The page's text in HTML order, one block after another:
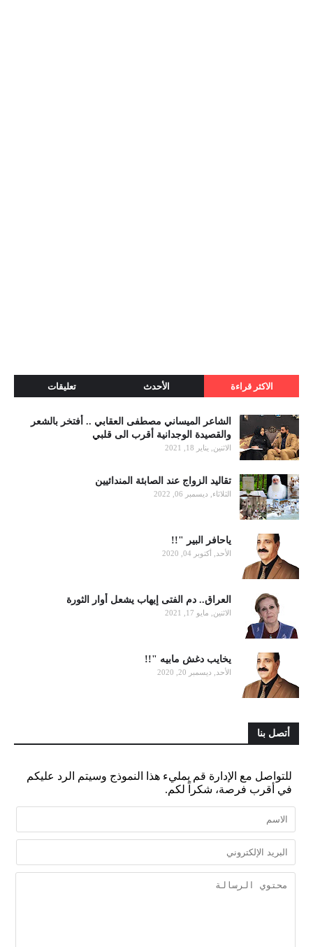
الاكثر قراءة الأحدث تعليقات
الشاعر الميساني مصطفى العقابي .. أفتخر بالشعر
والقصيدة الوجدانية أقرب الى قلبي
الاثنين, يناير 18, 2021
تقاليد الزواج عند الصابئة المندائيين
الثلاثاء, ديسمبر 06, 2022
ياحافر البير "!!
الأحد, أكتوبر 04, 2020
العراق.. دم الفتى إيهاب يشعل أوار الثورة
الاثنين, مايو 17, 2021
يخايب دغش مابيه "!!
الأحد, ديسمبر 20, 2020
أتصل بنا
للتواصل مع الإدارة قم بمليء هذا النموذج وسيتم الرد عليكم
في أقرب فرصة، شكراً لكم.